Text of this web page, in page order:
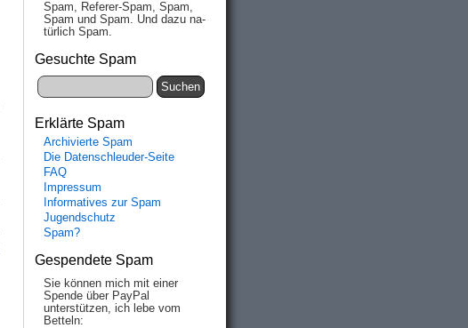
Spam, Re­fe­rer-Spam, Spam,
Spam und Spam. Und da­zu na­
tür­lich Spam.
Gesuchte Spam
Erklärte Spam
Archivierte Spam
Die Datenschleuder-Seite
FAQ
Impressum
Informatives zur Spam
Jugendschutz
Spam?
Gespendete Spam
Sie können mich mit einer
Spende über PayPal
unterstützen, ich lebe vom
Betteln: